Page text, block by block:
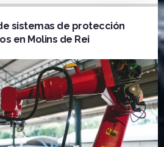
sistemas de protección
en Molins de Rei